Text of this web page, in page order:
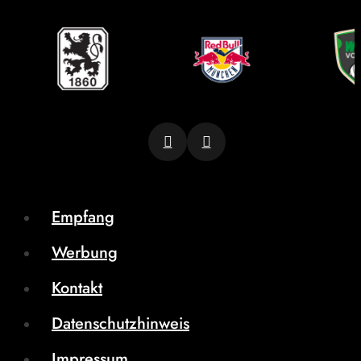
Empfang
Werbung
Kontakt
Datenschutzhinweis